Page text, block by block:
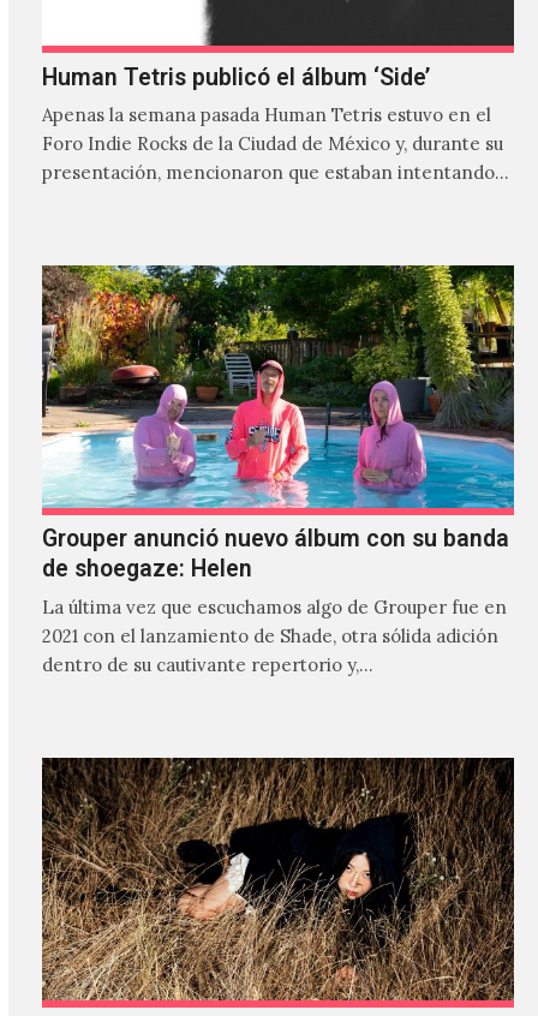
Human Tetris publicó el álbum ‘Side’
Apenas la semana pasada Human Tetris estuvo en el
Foro Indie Rocks de la Ciudad de México y, durante su
presentación, mencionaron que estaban intentando…
Grouper anunció nuevo álbum con su banda
de shoegaze: Helen
La última vez que escuchamos algo de Grouper fue en
2021 con el lanzamiento de Shade, otra sólida adición
dentro de su cautivante repertorio y,…